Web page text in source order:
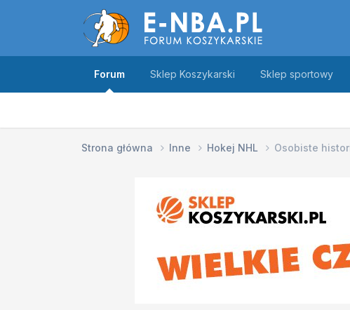
Forum Sklep Koszykarski Sklep sportowy
Strona główna Inne Hokej NHL Osobiste